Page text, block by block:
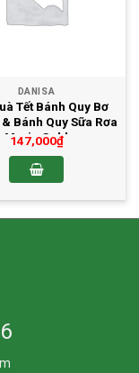
DANISA
Tết Bánh Quy Bơ
& Bánh Quy Sữa Rơa
Marie Gold
147,000₫